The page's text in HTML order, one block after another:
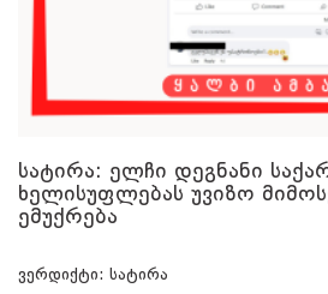
სატირა: ელჩი დეგნანი
ხელისუფლებას უვიზო
ემუქრება
ვერდიქტი: სატირა